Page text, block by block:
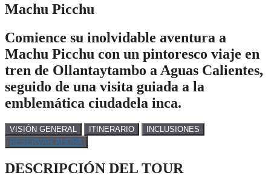
Machu Picchu
Comience su inolvidable aventura a
Machu Picchu con un pintoresco viaje en
tren de Ollantaytambo a Aguas Calientes,
seguido de una visita guiada a la
emblemática ciudadela inca.
VISIÓN GENERAL ITINERARIO
INCLUSIONES
RESERVAR AHORA
DESCRIPCIÓN DEL TOUR